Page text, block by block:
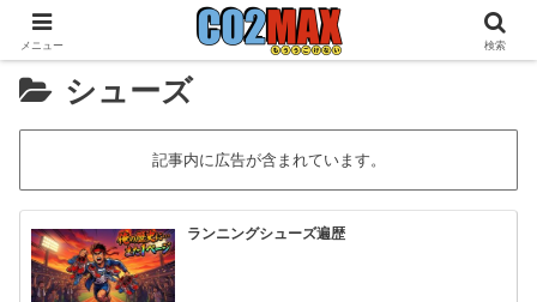
シューズ
記事内に広告が含まれています。
ランニングシューズ遍歴
メニュー 検索